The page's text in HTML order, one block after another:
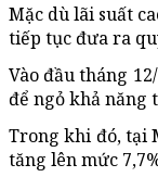
Mặc dù lãi suất
tiếp tục đưa ra
Vào đầu tháng
để ngỏ khả năng
Trong khi đó, tại
tăng lên mức